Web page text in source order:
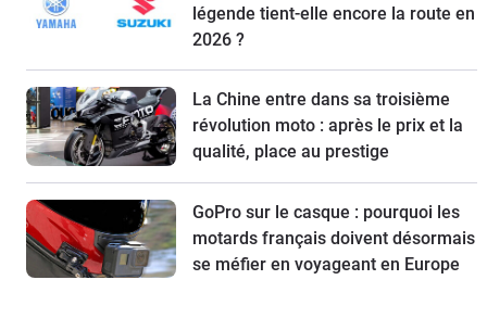
légende tient-elle encore la route en
2026 ?
La Chine entre dans sa troisième
révolution moto : après le prix et la
qualité, place au prestige
GoPro sur le casque : pourquoi les
motards français doivent désormais
se méfier en voyageant en Europe